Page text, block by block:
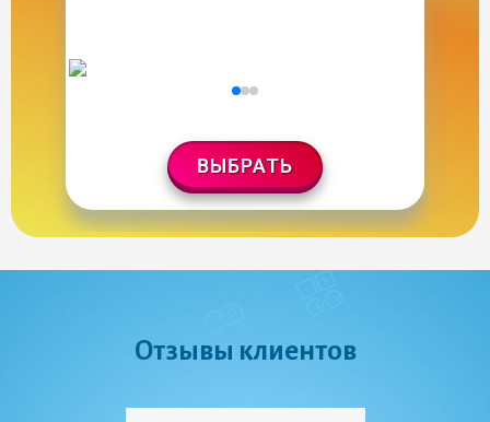
ВЫБРАТЬ
Отзывы клиентов